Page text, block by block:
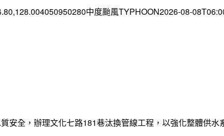
中度颱風TYPHOON2026-08-
安全，辦理文化七路181巷汰換管線工程，以強化整體供水